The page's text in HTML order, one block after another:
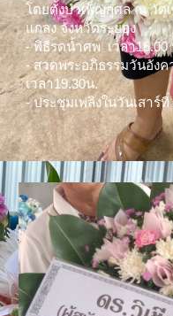
โดยตั้งบำเพ็ญกุศล ณ วัด
แกลง จังหวัดระยอง
- พิธีรดน้ำศพ เวลา16.00
- สวดพระอภิธรรมวันอังค
เวลา19.30น.
- ประชุมเพลิงในวันเสาร์